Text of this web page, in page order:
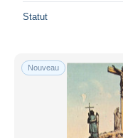
Statut
Nouveau